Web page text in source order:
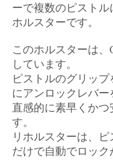
ーで複数のピストル
ホルスターです。
このホルスターは、
しています。
ピストルのグリッ
にアンロックレバー
直感的に素早くかつ
す。
リホルスターは、
だけで自動でロック